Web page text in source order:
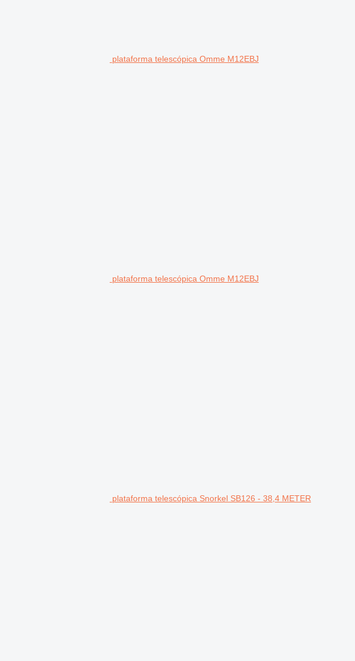
plataforma telescópica Omme M12EBJ
plataforma telescópica Omme M12EBJ
plataforma telescópica Snorkel SB126 - 38,4 METER